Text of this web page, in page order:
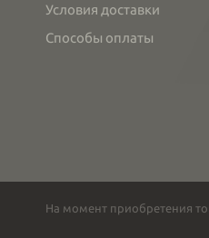
Условия доставки
Способы оплаты
На момент приобретения